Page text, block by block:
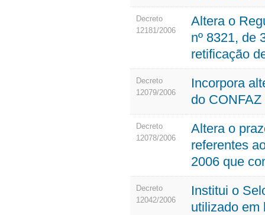
Decreto
12181/2006
Altera o
nº 8321, de
retificação
Decreto
12079/2006
Incorpora
do
Decreto
12078/2006
Altera o
referentes
2006 que
Decreto
12042/2006
Institui o
utilizado em